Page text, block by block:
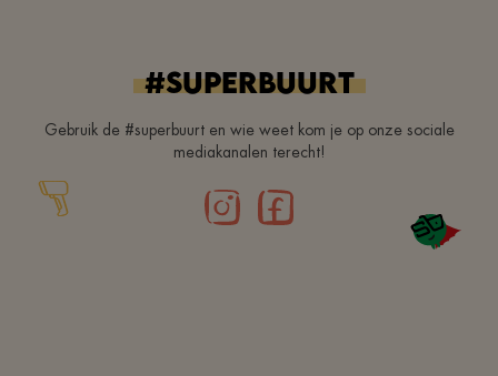
#superbuurt
Gebruik de #superbuurt en wie weet kom je op onze sociale
mediakanalen terecht!